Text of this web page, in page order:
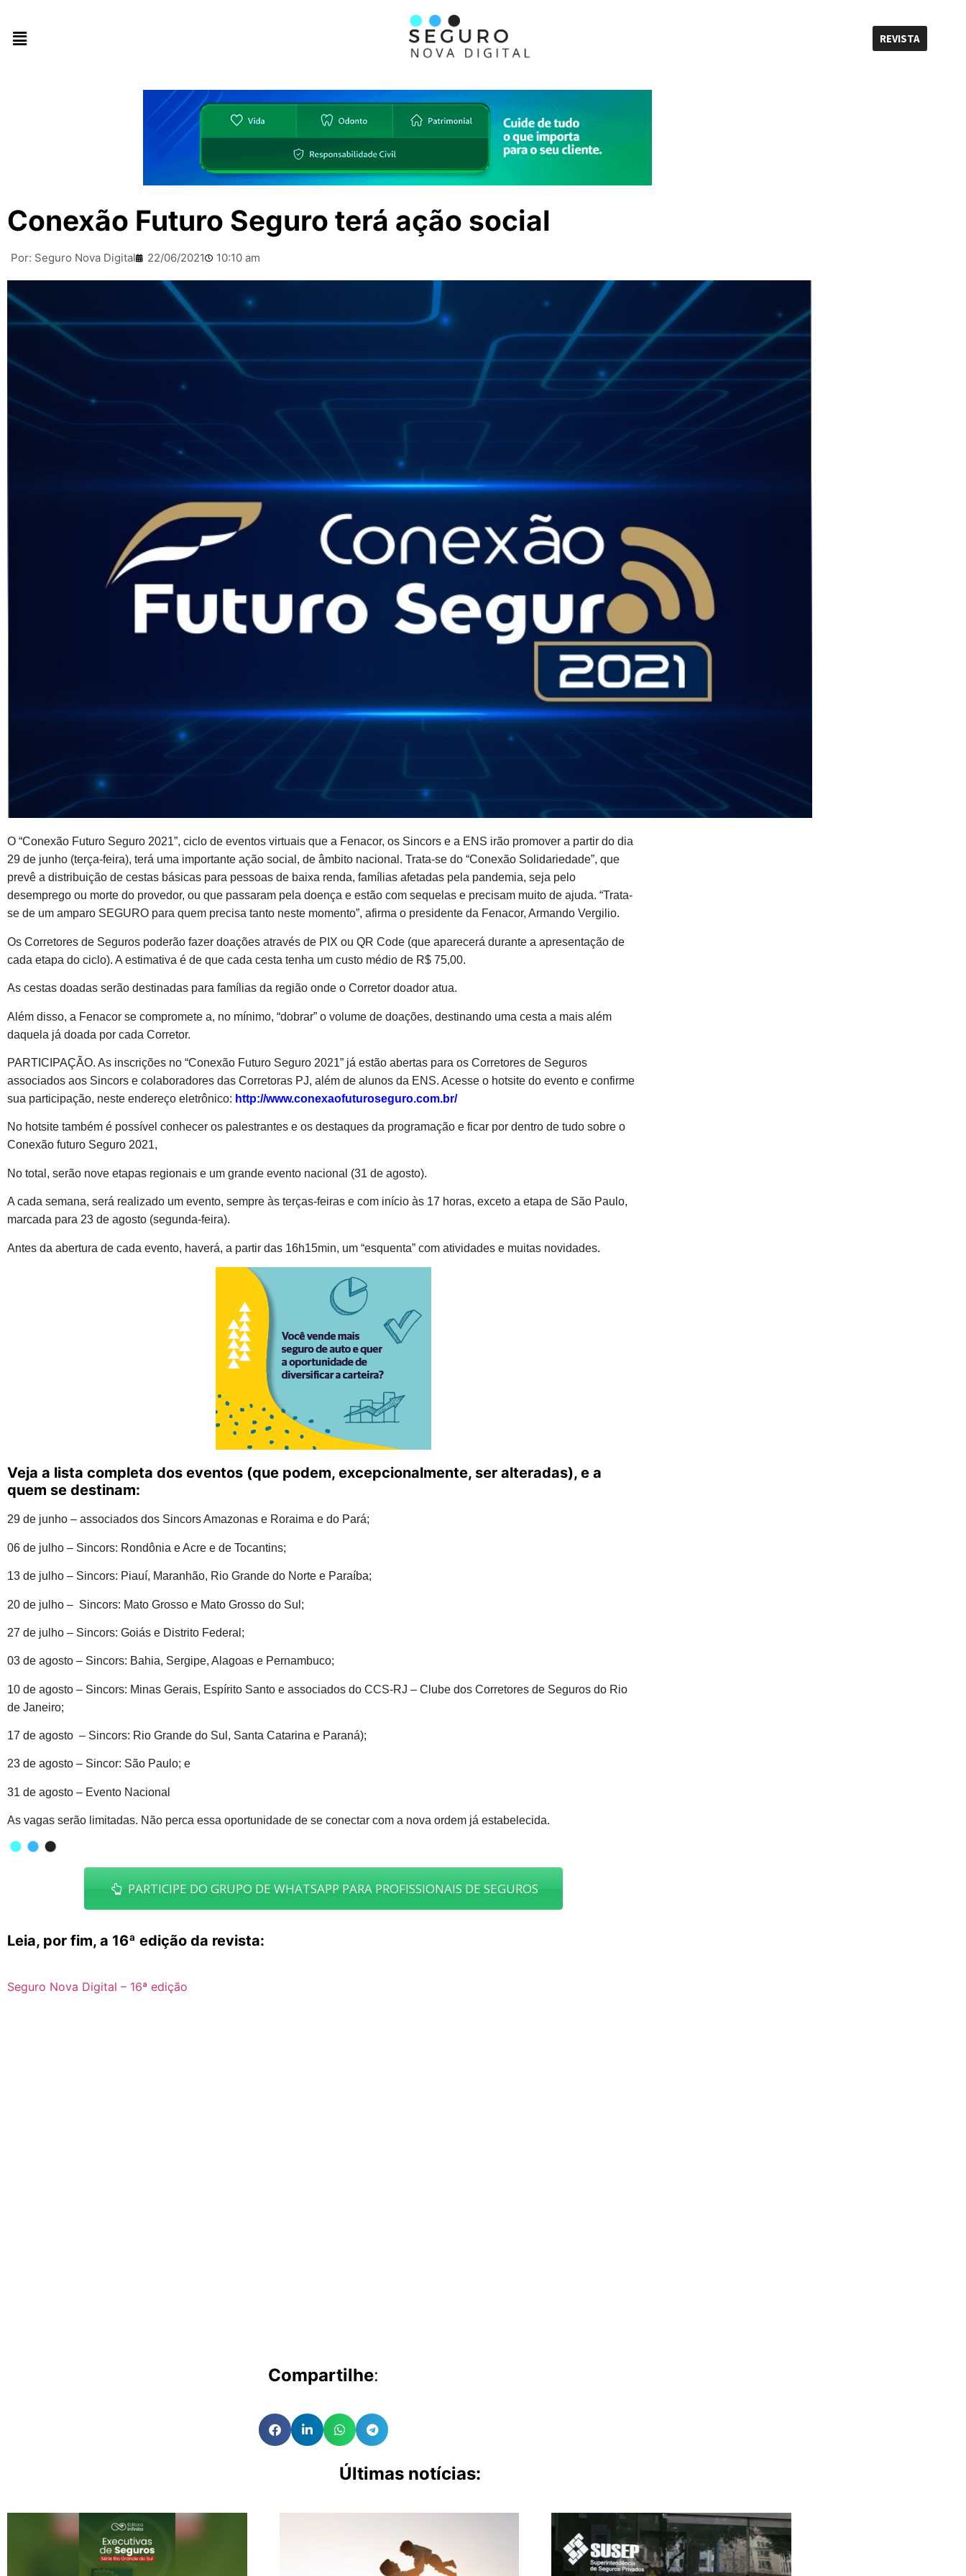
REVISTA
Conexão Futuro Seguro terá ação social
Por: Seguro Nova Digital 22/06/2021 10:10 am
O “Conexão Futuro Seguro 2021”, ciclo de eventos virtuais que a Fenacor, os Sincors e a ENS irão promover a partir do dia
29 de junho (terça-feira), terá uma importante ação social, de âmbito nacional. Trata-se do “Conexão Solidariedade”, que
prevê a distribuição de cestas básicas para pessoas de baixa renda, famílias afetadas pela pandemia, seja pelo
desemprego ou morte do provedor, ou que passaram pela doença e estão com sequelas e precisam muito de ajuda. “Trata-
se de um amparo SEGURO para quem precisa tanto neste momento”, afirma o presidente da Fenacor, Armando Vergilio.
Os Corretores de Seguros poderão fazer doações através de PIX ou QR Code (que aparecerá durante a apresentação de
cada etapa do ciclo). A estimativa é de que cada cesta tenha um custo médio de R$ 75,00.
As cestas doadas serão destinadas para famílias da região onde o Corretor doador atua.
Além disso, a Fenacor se compromete a, no mínimo, “dobrar” o volume de doações, destinando uma cesta a mais além
daquela já doada por cada Corretor.
PARTICIPAÇÃO. As inscrições no “Conexão Futuro Seguro 2021” já estão abertas para os Corretores de Seguros
associados aos Sincors e colaboradores das Corretoras PJ, além de alunos da ENS. Acesse o hotsite do evento e confirme
sua participação, neste endereço eletrônico: http://www.conexaofuturoseguro.com.br/
No hotsite também é possível conhecer os palestrantes e os destaques da programação e ficar por dentro de tudo sobre o
Conexão futuro Seguro 2021,
No total, serão nove etapas regionais e um grande evento nacional (31 de agosto).
A cada semana, será realizado um evento, sempre às terças-feiras e com início às 17 horas, exceto a etapa de São Paulo,
marcada para 23 de agosto (segunda-feira).
Antes da abertura de cada evento, haverá, a partir das 16h15min, um “esquenta” com atividades e muitas novidades.
Veja a lista completa dos eventos (que podem, excepcionalmente, ser alteradas), e a
quem se destinam:
29 de junho – associados dos Sincors Amazonas e Roraima e do Pará;
06 de julho – Sincors: Rondônia e Acre e de Tocantins;
13 de julho – Sincors: Piauí, Maranhão, Rio Grande do Norte e Paraíba;
20 de julho – Sincors: Mato Grosso e Mato Grosso do Sul;
27 de julho – Sincors: Goiás e Distrito Federal;
03 de agosto – Sincors: Bahia, Sergipe, Alagoas e Pernambuco;
10 de agosto – Sincors: Minas Gerais, Espírito Santo e associados do CCS-RJ – Clube dos Corretores de Seguros do Rio
de Janeiro;
17 de agosto – Sincors: Rio Grande do Sul, Santa Catarina e Paraná);
23 de agosto – Sincor: São Paulo; e
31 de agosto – Evento Nacional
As vagas serão limitadas. Não perca essa oportunidade de se conectar com a nova ordem já estabelecida.
PARTICIPE DO GRUPO DE WHATSAPP PARA PROFISSIONAIS DE SEGUROS
Leia, por fim, a 16ª edição da revista:
Seguro Nova Digital – 16ª edição
Compartilhe:
Últimas notícias: